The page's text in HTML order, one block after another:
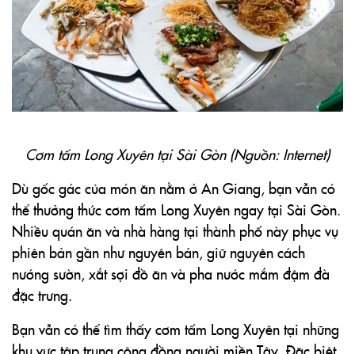
Cơm tấm Long Xuyên tại Sài Gòn (Nguồn: Internet)
Dù gốc gác của món ăn nằm ở An Giang, bạn vẫn có
thể thưởng thức cơm tấm Long Xuyên ngay tại Sài Gòn.
Nhiều quán ăn và nhà hàng tại thành phố này phục vụ
phiên bản gần như nguyên bản, giữ nguyên cách
nướng sườn, xắt sợi đồ ăn và pha nước mắm đậm đà
đặc trưng.
Bạn vẫn có thể tìm thấy cơm tấm Long Xuyên tại những